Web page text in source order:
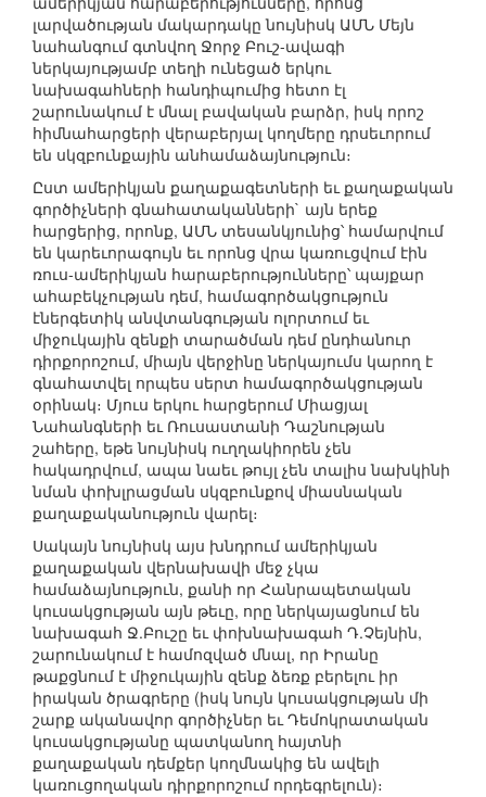
լարվածության մակարդակը նույնիսկ ԱՄՆ Մեյն
նահանգում գտնվող Ջորջ Բուշ-ավագի
ներկայությամբ տեղի ունեցած երկու
նախագահների հանդիպումից հետո էլ
շարունակում է մնալ բավական բարձր, իսկ որոշ
հիմնահարցերի վերաբերյալ կողմերը դրսեւորում
են սկզբունքային անհամաձայնություն։
Ըստ ամերիկյան քաղաքագետների եւ քաղաքական
գործիչների գնահատականների` այն երեք
հարցերից, որոնք, ԱՄՆ տեսանկյունից՝ համարվում
են կարեւորագույն եւ որոնց վրա կառուցվում էին
ռուս-ամերիկյան հարաբերությունները՝ պայքար
ահաբեկչության դեմ, համագործակցություն
էներգետիկ անվտանգության ոլորտում եւ
միջուկային զենքի տարածման դեմ ընդհանուր
դիրքորոշում, միայն վերջինը ներկայումս կարող է
գնահատվել որպես սերտ համագործակցության
օրինակ։ Մյուս երկու հարցերում Միացյալ
Նահանգների եւ Ռուսաստանի Դաշնության
շահերը, եթե նույնիսկ ուղղակիորեն չեն
հակադրվում, ապա նաեւ թույլ չեն տալիս նախկինի
նման փոխլրացման սկզբունքով միասնական
քաղաքականություն վարել։
Սակայն նույնիսկ այս խնդրում ամերիկյան
քաղաքական վերնախավի մեջ չկա
համաձայնություն, քանի որ Հանրապետական
կուսակցության այն թեւը, որը ներկայացնում են
նախագահ Ջ.Բուշը եւ փոխնախագահ Դ.Չեյնին,
շարունակում է համոզված մնալ, որ Իրանը
թաքցնում է միջուկային զենք ձեռք բերելու իր
իրական ծրագրերը (իսկ նույն կուսակցության մի
շարք ականավոր գործիչներ եւ Դեմոկրատական
կուսակցությանը պատկանող հայտնի
քաղաքական դեմքեր կողմնակից են ավելի
կառուցողական դիրքորոշում որդեգրելուն)։